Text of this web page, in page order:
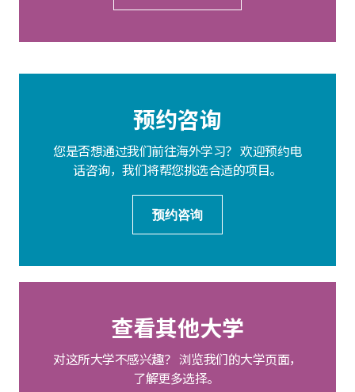
预约咨询
您是否想通过我们前往海外学习？ 欢迎预约电
话咨询，我们将帮您挑选合适的项目。
预约咨询
查看其他大学
对这所大学不感兴趣？ 浏览我们的大学页面，
了解更多选择。